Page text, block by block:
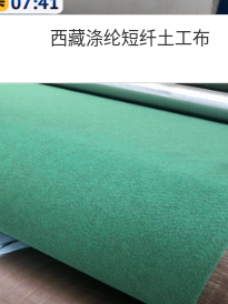
西藏涤纶短纤土工布